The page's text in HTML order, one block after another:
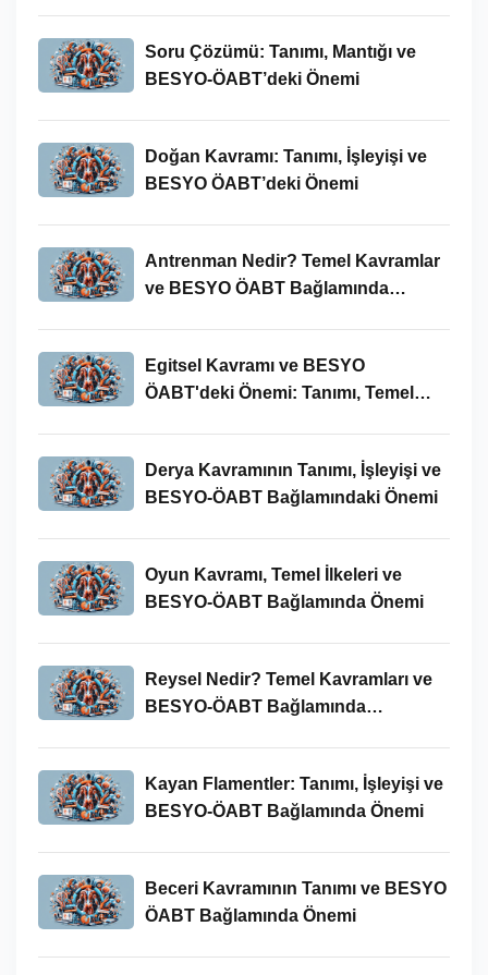
Soru Çözümü: Tanımı, Mantığı ve
BESYO-ÖABT’deki Önemi
Doğan Kavramı: Tanımı, İşleyişi ve
BESYO ÖABT’deki Önemi
Antrenman Nedir? Temel Kavramlar
ve BESYO ÖABT Bağlamında
Egitsel Kavramı ve BESYO
ÖABT'deki Önemi: Tanımı, Temel
Derya Kavramının Tanımı, İşleyişi ve
BESYO-ÖABT Bağlamındaki Önemi
Oyun Kavramı, Temel İlkeleri ve
BESYO-ÖABT Bağlamında Önemi
Reysel Nedir? Temel Kavramları ve
BESYO-ÖABT Bağlamında
Kayan Flamentler: Tanımı, İşleyişi ve
BESYO-ÖABT Bağlamında Önemi
Beceri Kavramının Tanımı ve BESYO
ÖABT Bağlamında Önemi